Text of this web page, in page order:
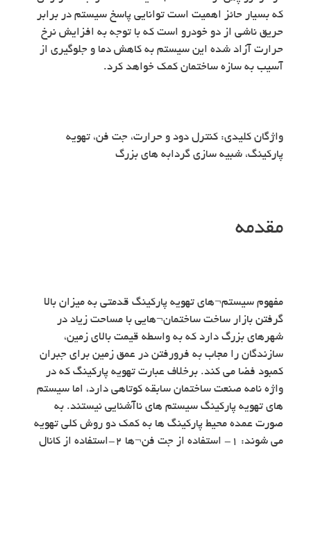
که بسیار حائز اهمیت است توانایی پاسخ سیستم در برابر
حریق ناشی از دو خودرو است که با توجه به افزایش نرخ
حرارت آزاد شده این سیستم به کاهش دما و جلوگیری از
آسیب به سازه ساختمان کمک خواهد کرد.
واژگان کلیدی: کنترل دود و حرارت، جت فن، تهویه
پارکینگ، شبیه سازی گردابه های بزرگ
مقدمه
مفهوم سیستم¬های تهویه پارکینگ قدمتی به میزان بالا
گرفتن بازار ساخت ساختمان¬هایی با مساحت زیاد در
شهرهای بزرگ دارد که به واسطه قیمت بالای زمین،
سازندگان را مجاب به فرورفتن در عمق زمین برای جبران
کمبود فضا می کند. برخلاف عبارت تهویه پارکینگ که در
واژه نامه صنعت ساختمان سابقه کوتاهی دارد، اما سیستم
های تهویه پارکینگ سیستم های ناآشنایی نیستند. به
صورت عمده محیط پارکینگ ها به کمک دو روش کلی تهویه
می شوند: ۱- استفاده از جت فن¬ها ۲-استفاده از کانال